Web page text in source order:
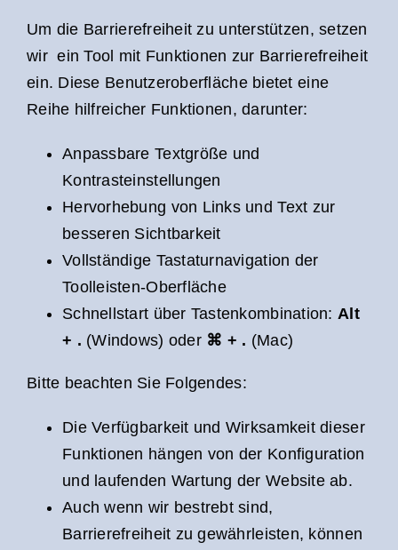
Um die Barrierefreiheit zu unterstützen, setzen
wir ein Tool mit Funktionen zur Barrierefreiheit
ein. Diese Benutzeroberfläche bietet eine
Reihe hilfreicher Funktionen, darunter:
Anpassbare Textgröße und
Kontrasteinstellungen
Hervorhebung von Links und Text zur
besseren Sichtbarkeit
Vollständige Tastaturnavigation der
Toolleisten-Oberfläche
Schnellstart über Tastenkombination: Alt
+ . (Windows) oder ⌘ + . (Mac)
Bitte beachten Sie Folgendes:
Die Verfügbarkeit und Wirksamkeit dieser
Funktionen hängen von der Konfiguration
und laufenden Wartung der Website ab.
Auch wenn wir bestrebt sind,
Barrierefreiheit zu gewährleisten, können